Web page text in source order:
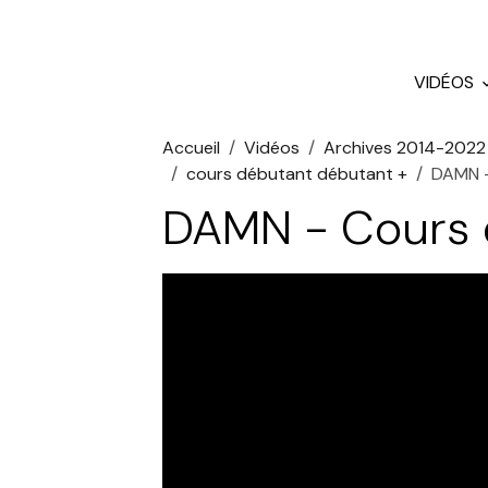
VIDÉOS
Accueil Vidéos
Archives 2014-2022
cours débutant débutant +
DAMN -